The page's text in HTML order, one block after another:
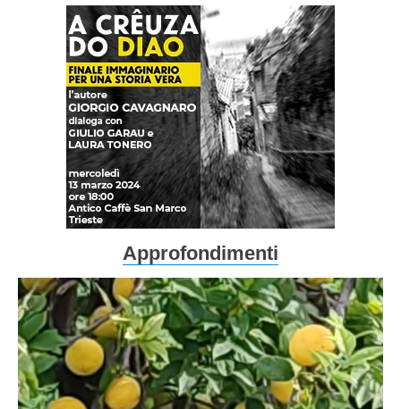
Approfondimenti